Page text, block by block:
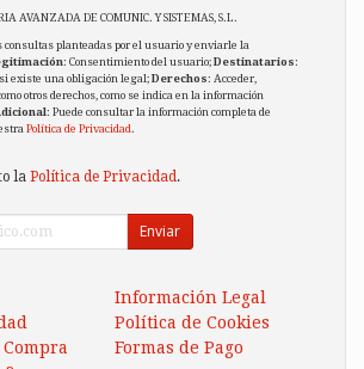
AVANZADA DE COMUNIC. Y SISTEMAS, S.L.
consultas planteadas por el usuario y enviarle la
: Consentimiento del usuario;Destinatarios:
existe una obligación legal;Derechos: Acceder,
otros derechos, como se indica en la información
: Puede consultar la información completa de
Política de Privacidad.
la Política de Privacidad .
Enviar
Información Legal
Política de Cookies
Formas de Pago